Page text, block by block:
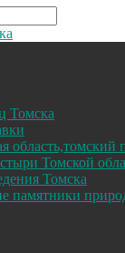
Томска
область,томский
Томской
Томска
памятники